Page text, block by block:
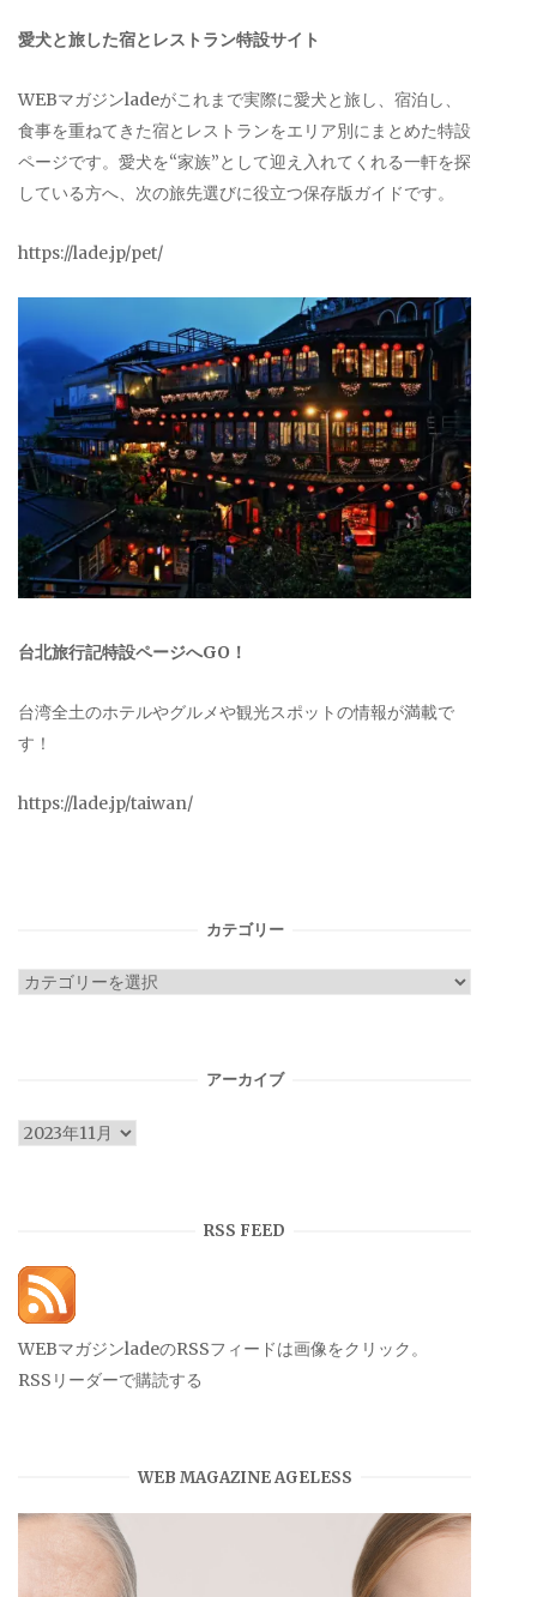
愛犬と旅した宿とレストラン特設サイト
WEBマガジンladeがこれまで実際に愛犬と旅し、宿泊し、
食事を重ねてきた宿とレストランをエリア別にまとめた特設
ページです。愛犬を“家族”として迎え入れてくれる一軒を探
している方へ、次の旅先選びに役立つ保存版ガイドです。
https://lade.jp/pet/
台北旅行記特設ページへGO！
台湾全土のホテルやグルメや観光スポットの情報が満載で
す！
https://lade.jp/taiwan/
カテゴリー
カ
アーカイブ
ア
RSS FEED
WEBマガジンladeのRSSフィードは画像をクリック。
RSSリーダーで購読する
WEB MAGAZINE AGELESS